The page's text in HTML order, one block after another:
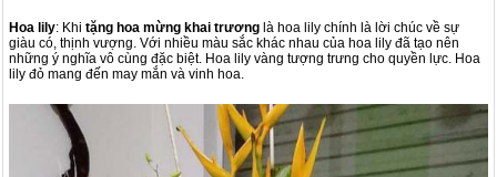
Hoa lily: Khi tặng hoa mừng khai trương là hoa lily chính là lời chúc về sự
giàu có, thịnh vượng. Với nhiều màu sắc khác nhau của hoa lily đã tạo nên
những ý nghĩa vô cùng đặc biệt. Hoa lily vàng tượng trưng cho quyền lực. Hoa
lily đỏ mang đến may mắn và vinh hoa.